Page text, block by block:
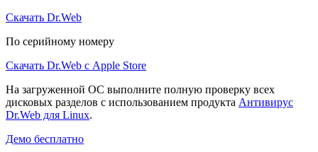
Скачать Dr.Web
По серийному номеру
Скачать Dr.Web с Apple Store
На загруженной ОС выполните полную проверку всех
дисковых разделов с использованием продукта Антивирус
Dr.Web для Linux.
Демо бесплатно